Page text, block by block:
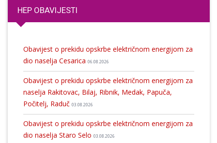
HEP OBAVIJESTI
Obavijest o prekidu opskrbe električnom energijom za
dio naselja Cesarica 06.08.2026
Obavijest o prekidu opskrbe električnom energijom za
naselja Rakitovac, Bilaj, Ribnik, Medak, Papuča,
Počitelj, Raduč 03.08.2026
Obavijest o prekidu opskrbe električnom energijom za
dio naselja Staro Selo 03.08.2026